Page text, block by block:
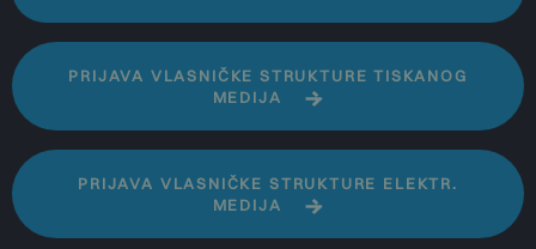
PRIJAVA VLASNIČKE STRUKTURE TISKANOG
MEDIJA
PRIJAVA VLASNIČKE STRUKTURE ELEKTR.
MEDIJA